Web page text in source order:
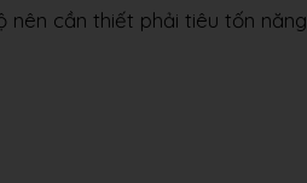
cần thiết phải tiêu tốn năng